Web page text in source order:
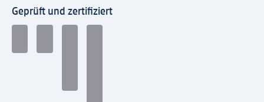
Geprüft und zertifiziert